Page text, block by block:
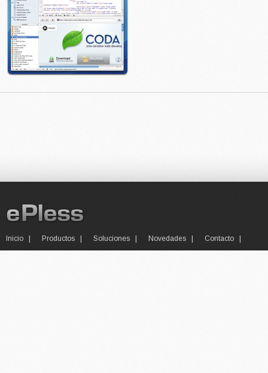
Inicio Productos Soluciones Novedades Contacto